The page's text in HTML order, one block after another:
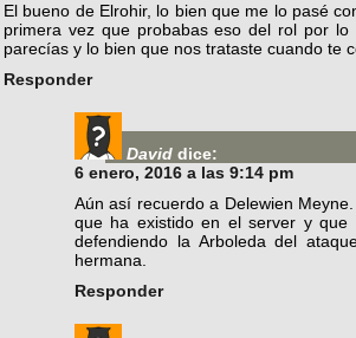
El bueno de Elrohir, lo bien que me lo pasé
primera vez que probabas eso del rol por
parecías y lo bien que nos trataste cuando te
Responder
David dice:
6 enero, 2016 a las 9:14 pm
Aún así recuerdo a Delewien
que ha existido en el server y
defendiendo la Arboleda del
hermana.
Responder